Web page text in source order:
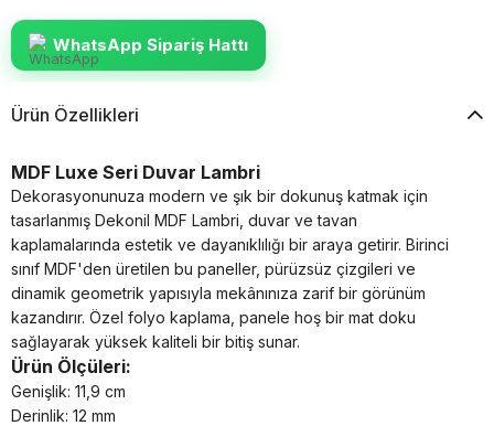
WhatsApp Sipariş Hattı
Ürün Özellikleri
MDF Luxe Seri Duvar Lambri
Dekorasyonunuza modern ve şık bir dokunuş katmak için
tasarlanmış Dekonil MDF Lambri, duvar ve tavan
kaplamalarında estetik ve dayanıklılığı bir araya getirir. Birinci
sınıf MDF'den üretilen bu paneller, pürüzsüz çizgileri ve
dinamik geometrik yapısıyla mekânınıza zarif bir görünüm
kazandırır. Özel folyo kaplama, panele hoş bir mat doku
sağlayarak yüksek kaliteli bir bitiş sunar.
Ürün Ölçüleri:
Genişlik: 11,9 cm
Derinlik: 12 mm